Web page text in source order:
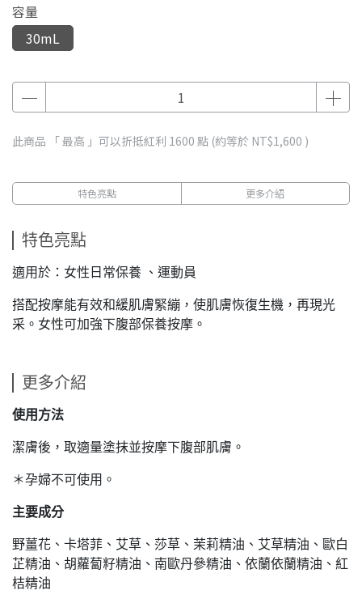
容量
30mL
此商品 「 最高 」可以折抵紅利 1600 點 (約等於 NT$1,600 )
特色亮點 更多介紹
特色亮點
適用於：女性日常保養 、運動員
搭配按摩能有效和緩肌膚緊繃，使肌膚恢復生機，再現光
采。女性可加強下腹部保養按摩。
更多介紹
使用方法
潔膚後，取適量塗抹並按摩下腹部肌膚。
＊孕婦不可使用。
主要成分
野薑花、卡塔菲、艾草、莎草、茉莉精油、艾草精油、歐白
芷精油、胡蘿蔔籽精油、南歐丹參精油、依蘭依蘭精油、紅
桔精油